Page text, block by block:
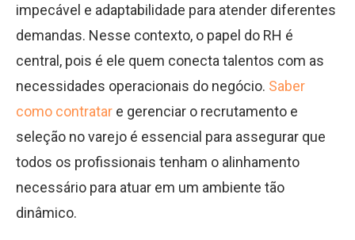
impecável e adaptabilidade para atender diferentes
demandas. Nesse contexto, o papel do RH é
central, pois é ele quem conecta talentos com as
necessidades operacionais do negócio. Saber
como contratar e gerenciar o recrutamento e
seleção no varejo é essencial para assegurar que
todos os profissionais tenham o alinhamento
necessário para atuar em um ambiente tão
dinâmico.